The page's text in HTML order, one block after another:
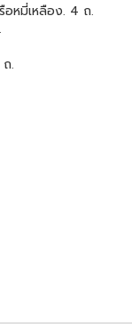
อหมี่เหลือง. 4 ถ.
.